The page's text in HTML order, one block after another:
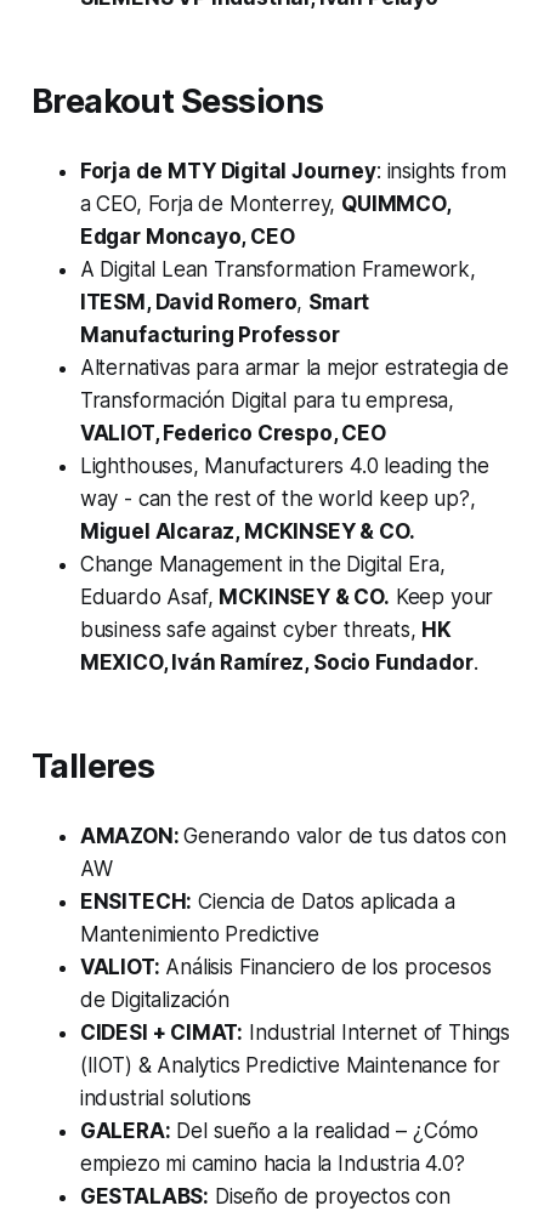
Breakout Sessions
Forja de MTY Digital Journey: insights from
a CEO, Forja de Monterrey, QUIMMCO,
Edgar Moncayo, CEO
A Digital Lean Transformation Framework,
ITESM, David Romero, Smart
Manufacturing Professor
Alternativas para armar la mejor estrategia de
Transformación Digital para tu empresa,
VALIOT, Federico Crespo, CEO
Lighthouses, Manufacturers 4.0 leading the
way - can the rest of the world keep up?,
Miguel Alcaraz, MCKINSEY & CO.
Change Management in the Digital Era,
Eduardo Asaf, MCKINSEY & CO. Keep your
business safe against cyber threats, HK
MEXICO, Iván Ramírez, Socio Fundador.
Talleres
AMAZON:Generando valor de tus datos con
AW
ENSITECH: Ciencia de Datos aplicada a
Mantenimiento Predictive
VALIOT: Análisis Financiero de los procesos
de Digitalización
CIDESI + CIMAT: Industrial Internet of Things
(IIOT) & Analytics Predictive Maintenance for
industrial solutions
GALERA: Del sueño a la realidad – ¿Cómo
empiezo mi camino hacia la Industria 4.0?
GESTALABS: Diseño de proyectos con